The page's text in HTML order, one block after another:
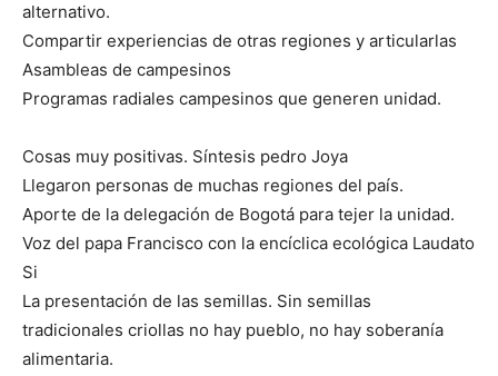
alternativo.
Compartir experiencias de otras regiones y articularlas
Asambleas de campesinos
Programas radiales campesinos que generen unidad.
Cosas muy positivas. Síntesis pedro Joya
Llegaron personas de muchas regiones del país.
Aporte de la delegación de Bogotá para tejer la unidad.
Voz del papa Francisco con la encíclica ecológica Laudato
Si
La presentación de las semillas. Sin semillas
tradicionales criollas no hay pueblo, no hay soberanía
alimentaria.